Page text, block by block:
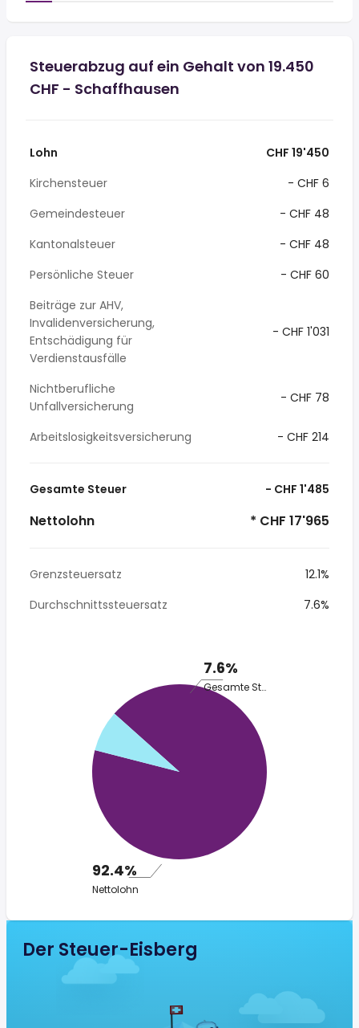
Steuerabzug auf ein Gehalt von 19.450
CHF - Schaffhausen
Lohn
CHF 19'450
Kirchensteuer
- CHF 6
Gemeindesteuer
- CHF 48
Kantonalsteuer
- CHF 48
Persönliche Steuer
- CHF 60
Beiträge zur AHV,
Invalidenversicherung,
Entschädigung für
Verdienstausfälle
- CHF 1'031
Nichtberufliche
Unfallversicherung
- CHF 78
Arbeitslosigkeitsversicherung - CHF 214
Gesamte Steuer - CHF 1'485
Nettolohn * CHF 17'965
Grenzsteuersatz
12.1%
Durchschnittssteuersatz
7.6%
7.6%
Gesamte Steuer
92.4%
Nettolohn
Der Steuer-Eisberg